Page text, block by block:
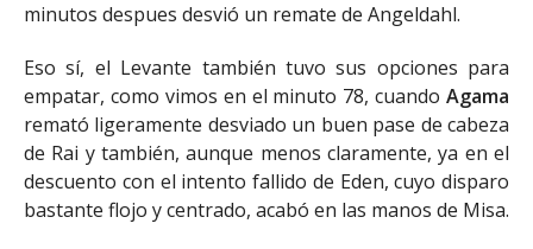
minutos despues desvió un remate de Angeldahl.
Eso sí, el Levante también tuvo sus opciones para
empatar, como vimos en el minuto 78, cuando Agama
remató ligeramente desviado un buen pase de cabeza
de Rai y también, aunque menos claramente, ya en el
descuento con el intento fallido de Eden, cuyo disparo
bastante flojo y centrado, acabó en las manos de Misa.